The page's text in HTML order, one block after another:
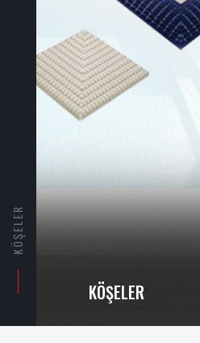
KÖŞELER
KÖŞELER